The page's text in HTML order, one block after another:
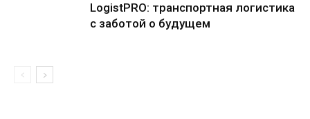
LogistPRO: транспортная логистика
с заботой о будущем